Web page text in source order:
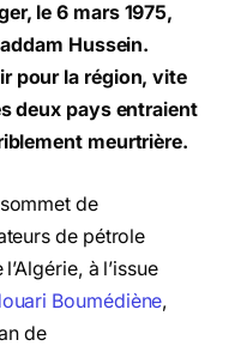
le 6 mars 1975,
Hussein.
pour la région, vite
deux pays entraient
meurtrière.
de
de pétrole
à l’issue
Boumédiène,
de